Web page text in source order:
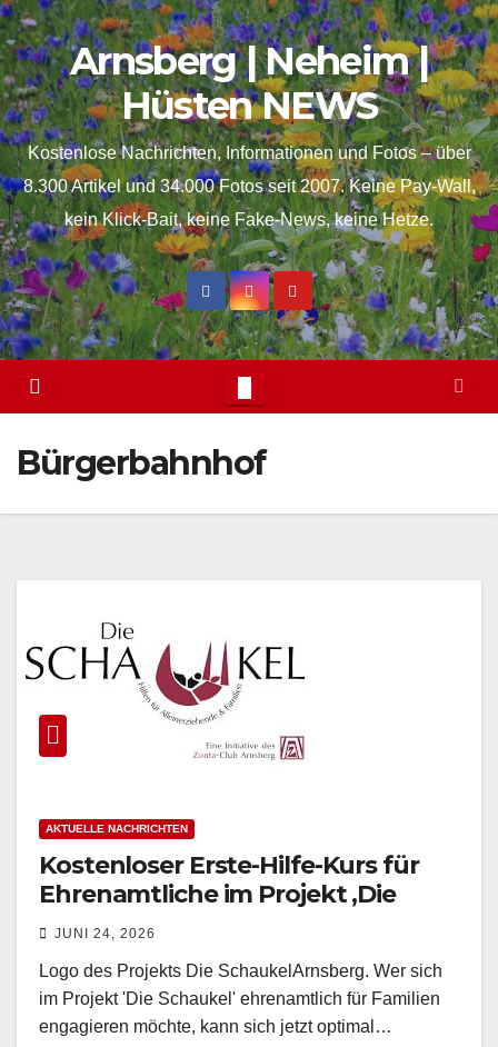
springen
Skip
to
content
Arnsberg | Neheim |
Hüsten NEWS
Kostenlose Nachrichten, Informationen und Fotos – über
8.300 Artikel und 34.000 Fotos seit 2007. Keine Pay-Wall,
kein Klick-Bait, keine Fake-News, keine Hetze.
Bürgerbahnhof
AKTUELLE NACHRICHTEN
Kostenloser Erste-Hilfe-Kurs für
Ehrenamtliche im Projekt ‚Die
Schaukel‘ am Bürgerbahnhof
JUNI 24, 2026
Logo des Projekts Die SchaukelArnsberg. Wer sich
im Projekt 'Die Schaukel' ehrenamtlich für Familien
engagieren möchte, kann sich jetzt optimal…